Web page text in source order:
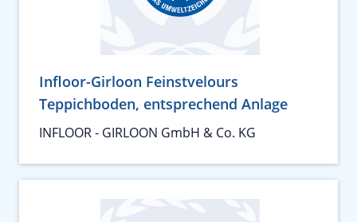
Infloor-Girloon Feinstvelours
Teppichboden, entsprechend Anlage
INFLOOR - GIRLOON GmbH & Co. KG